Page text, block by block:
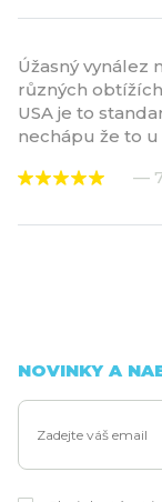
Úžasný vynález
různých
USA je to
nechápu že to
—
NOVINKY A